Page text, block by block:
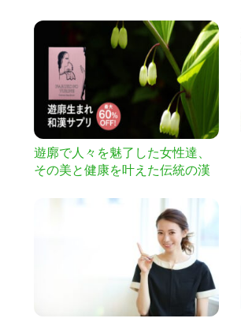
遊廓で人々を魅了した女性達、
その美と健康を叶えた伝統の漢